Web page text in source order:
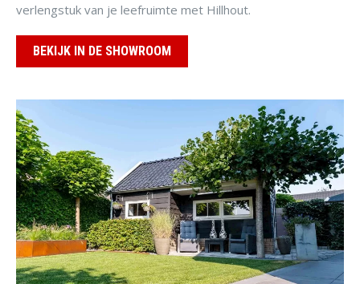
verlengstuk van je leefruimte met Hillhout.
BEKIJK IN DE SHOWROOM